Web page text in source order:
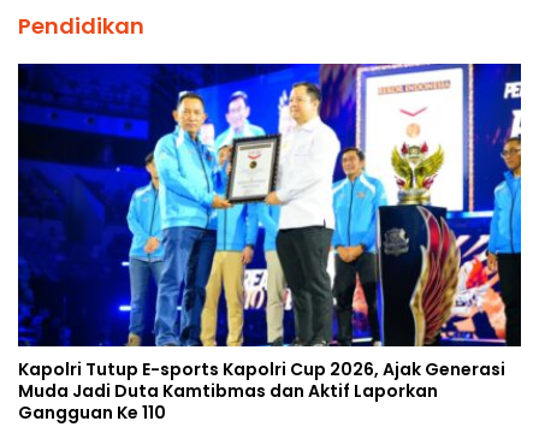
Pendidikan
Kapolri Tutup E-sports Kapolri Cup 2026, Ajak Generasi
Muda Jadi Duta Kamtibmas dan Aktif Laporkan
Gangguan Ke 110